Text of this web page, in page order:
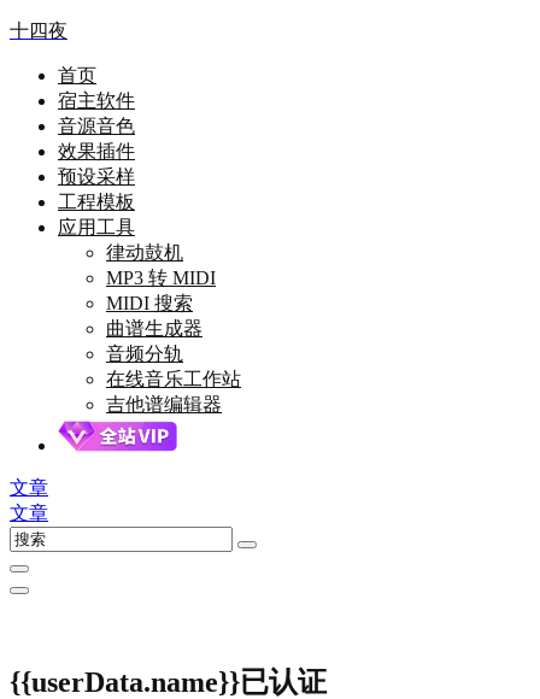
十四夜
首页
宿主软件
音源音色
效果插件
预设采样
工程模板
应用工具
律动鼓机
MP3 转 MIDI
MIDI 搜索
曲谱生成器
音频分轨
在线音乐工作站
吉他谱编辑器
文章
文章
{{userData.name}}已认证